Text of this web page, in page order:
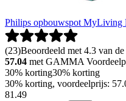
Philips opbouwspot MyLiving
(23)Beoordeeld met 4.3 van
57.04 met GAMMA
30% korting30% korting
30% korting, voordeelprijs:
81 .49